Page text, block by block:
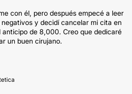
con él, pero después empecé a leer
y decidí cancelar mi cita en
anticipo de 8,000. Creo que dedicaré
un buen cirujano.